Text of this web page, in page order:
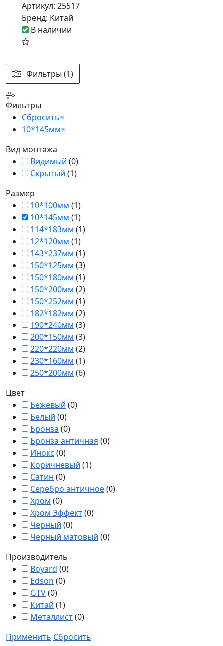
Фильтры (1)
Фильтры
Сбросить×
10*145мм×
Вид монтажа
Видимый (0)
Скрытый (1)
Размер
10*100мм (1)
10*145мм (1)
114*183мм (1)
12*120мм (1)
143*237мм (1)
150*125мм (3)
150*180мм (1)
150*200мм (2)
150*252мм (1)
182*182мм (2)
190*240мм (3)
200*150мм (3)
220*220мм (2)
230*160мм (1)
250*200мм (6)
Цвет
Бежевый (0)
Белый (0)
Бронза (0)
Бронза античная (0)
Инокс (0)
Коричневый (1)
Сатин (0)
Серебро античное(0)
Хром (0)
Хром Эффект(0)
Черный (0)
Черный матовый (0)
Производитель
Boyard (0)
Edson (0)
GTV(0)
Китай (1)
Металлист(0)
Применить Сбросить
Артикул: 25517
Бренд: Китай
В наличии